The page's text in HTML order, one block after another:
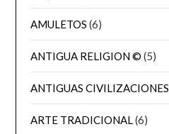
AMULETOS (6)
ANTIGUA RELIGION © (5)
ANTIGUAS CIVILIZACIONES
ARTE TRADICIONAL(6)